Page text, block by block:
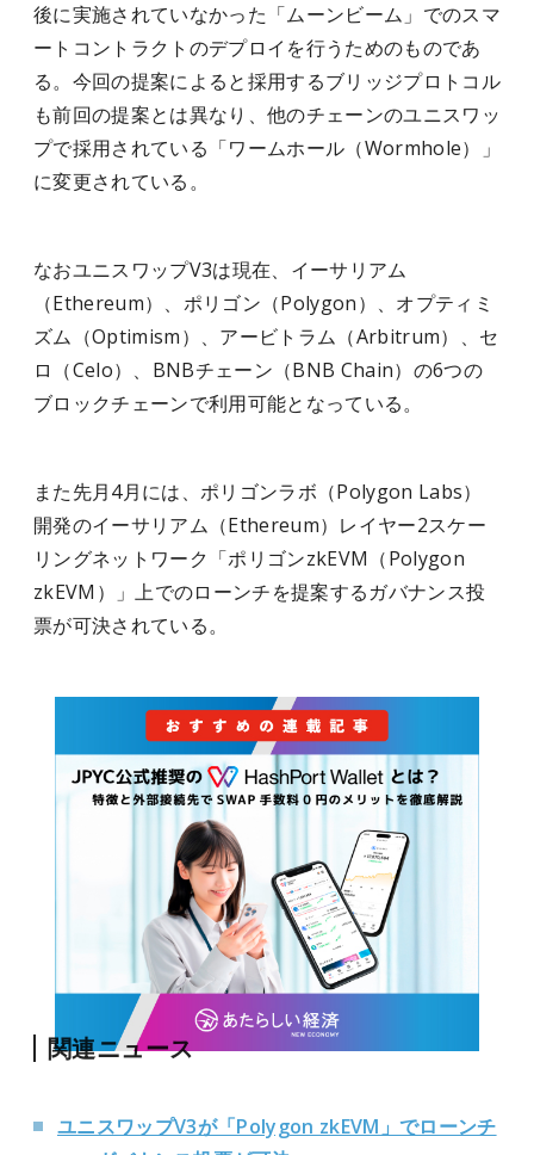
後に実施されていなかった「ムーンビーム」でのスマ
ートコントラクトのデプロイを行うためのものであ
る。今回の提案によると採用するブリッジプロトコル
も前回の提案とは異なり、他のチェーンのユニスワッ
プで採用されている「ワームホール（Wormhole）」
に変更されている。
なおユニスワップV3は現在、イーサリアム
（Ethereum）、ポリゴン（Polygon）、オプティミ
ズム（Optimism）、アービトラム（Arbitrum）、セ
ロ（Celo）、BNBチェーン（BNB Chain）の6つの
ブロックチェーンで利用可能となっている。
また先月4月には、ポリゴンラボ（Polygon Labs）
開発のイーサリアム（Ethereum）レイヤー2スケー
リングネットワーク「ポリゴンzkEVM（Polygon
zkEVM）」上でのローンチを提案するガバナンス投
票が可決されている。
関連ニュース
ユニスワップV3が「Polygon zkEVM」でローンチ